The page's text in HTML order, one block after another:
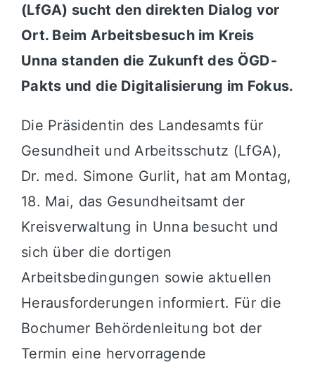
(LfGA) sucht den direkten Dialog vor
Ort. Beim Arbeitsbesuch im Kreis
Unna standen die Zukunft des ÖGD-
Pakts und die Digitalisierung im Fokus.
Die Präsidentin des Landesamts für
Gesundheit und Arbeitsschutz (LfGA),
Dr. med. Simone Gurlit, hat am Montag,
18. Mai, das Gesundheitsamt der
Kreisverwaltung in Unna besucht und
sich über die dortigen
Arbeitsbedingungen sowie aktuellen
Herausforderungen informiert. Für die
Bochumer Behördenleitung bot der
Termin eine hervorragende